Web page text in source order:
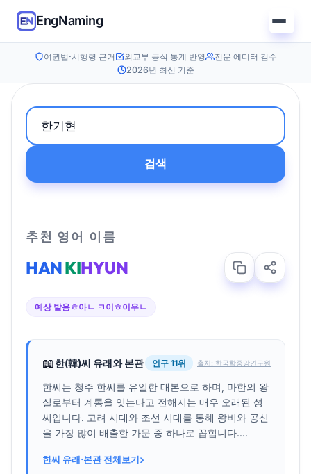
EngNaming
여권법·시행령 근거 외교부 공식 통계 반영
전문 에디터 검수
2026년 최신 기준
검색
추천 영어 이름
HANKIHYUN
예상 발음ㅎ아ㄴ ㅋ이ㅎ이우ㄴ
📖한(韓)씨 유래와 본관 인구 11위 출처: 한국학중앙연구원
한씨는 청주 한씨를 유일한 대본으로 하며, 마한의 왕
실로부터 계통을 잇는다고 전해지는 매우 오래된 성
씨입니다. 고려 시대와 조선 시대를 통해 왕비와 공신
을 가장 많이 배출한 가문 중 하나로 꼽힙니다....
한씨 유래·본관 전체보기›